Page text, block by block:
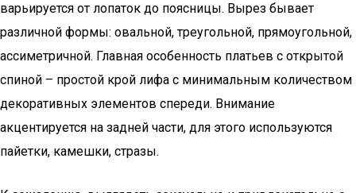
варьируется от лопаток до поясницы. Вырез бывает
различной формы: овальной, треугольной, прямоугольной,
ассиметричной. Главная особенность платьев с открытой
спиной – простой крой лифа с минимальным количеством
декоративных элементов спереди. Внимание
акцентируется на задней части, для этого используются
пайетки, камешки, стразы.